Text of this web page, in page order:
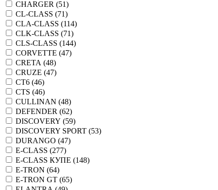
CHARGER (51)
CL-CLASS (71)
CLA-CLASS (114)
CLK-CLASS (71)
CLS-CLASS (144)
CORVETTE (47)
CRETA (48)
CRUZE (47)
CT6 (46)
CTS (46)
CULLINAN (48)
DEFENDER (62)
DISCOVERY (59)
DISCOVERY SPORT (53)
DURANGO (47)
E-CLASS (277)
E-CLASS КУПЕ (148)
E-TRON (64)
E-TRON GT (65)